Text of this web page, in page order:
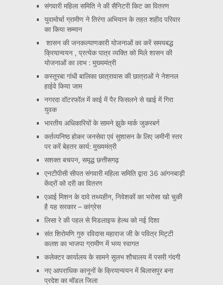
संगवारी महिला समिति ने की सैनिटरी किट का वितरण
युवामोर्चा ग्रामीण ने तिरंगा अभियान के तहत शहीद परिवार
का किया सम्मान
शासन की जनकल्याणकारी योजनाओं का करें समयबद्ध
क्रियान्वयन , प्रत्येक पात्र व्यक्ति को मिले शासन की
योजनाओं का लाभ : मुख्यमंत्री
कस्तूरबा गांधी बालिका छात्रावास की छात्राओं ने नेशनल
हाईवे किया जाम
नगरदा वॉटरफॉल में काई में पैर फिसलने से खाई में गिरा
युवक
भारतीय अधिकारियों के सामने झुके मार्क जुकरबर्ग
कर्तव्यनिष्ठ होकर जनसेवा एवं सुशासन के लिए जमीनी स्तर
पर करें बेहतर कार्य: मुख्यमंत्री
सशक्त बचपन, समृद्ध छत्तीसगढ़
एनटीपीसी सीपत संगवारी महिला समिति द्वारा 36 आंगनबाड़ी
केंद्रों को दरी का वितरण
एआई मिशन के दावे तथ्यहीन, निवेशकों का भरोसा खो चुकी
है यह सरकार – कांग्रेस
लिसा रे की पहल से मिडलाइफ हेल्थ को नई दिशा
संत शिरोमणि गुरु रविदास महाराज जी के पवित्र मिट्टी
कलश का भाजपा ग्रामीण में भव्य स्वागत
कलेक्टर कार्यालय के सामने सुलभ शौचालय में पसरी गंदगी
नए आपराधिक कानूनों के क्रियान्वयन में बिलासपुर बना
प्रदेश का मॉडल जिला